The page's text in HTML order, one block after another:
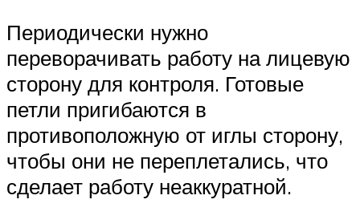
Периодически нужно
переворачивать работу на лицевую
сторону для контроля. Готовые
петли пригибаются в
противоположную от иглы сторону,
чтобы они не переплетались, что
сделает работу неаккуратной.